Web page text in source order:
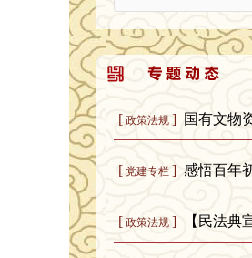
[ 政策法规 ] 国有文物
[ 党建专栏 ] 感悟百年
[ 政策法规 ] 【民法典宣